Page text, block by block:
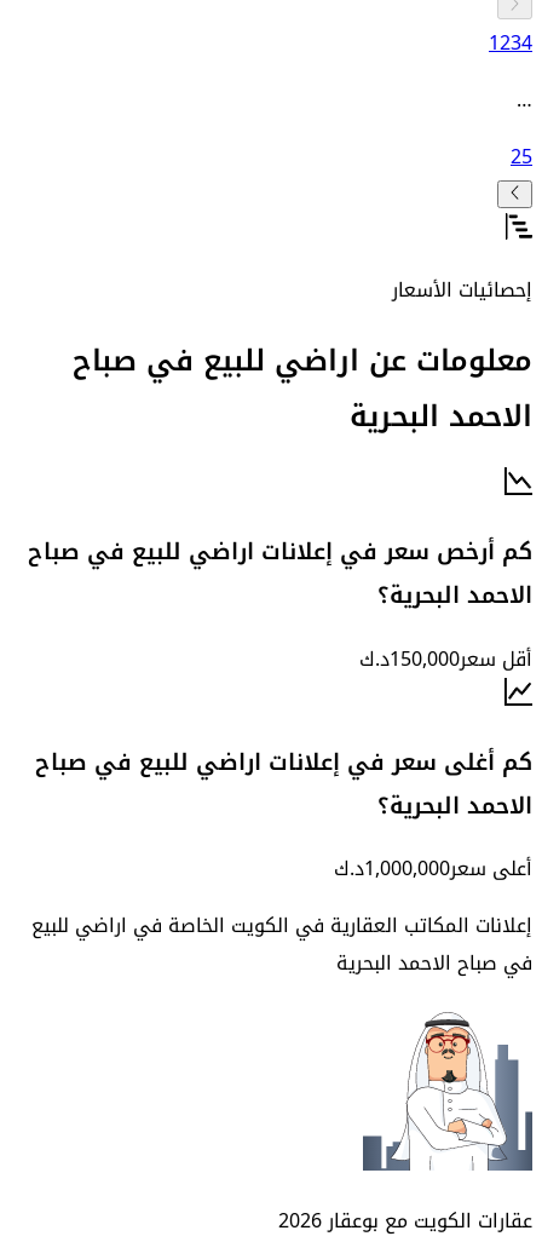
1234
…
25
إحصائيات الأسعار
معلومات عن اراضي للبيع في صباح
الاحمد البحرية
كم أرخص سعر في إعلانات اراضي للبيع في صباح
الاحمد البحرية؟
أقل سعر150,000د.ك
كم أغلى سعر في إعلانات اراضي للبيع في صباح
الاحمد البحرية؟
أعلى سعر1,000,000د.ك
إعلانات المكاتب العقارية في الكويت الخاصة في اراضي للبيع
في صباح الاحمد البحرية
عقارات الكويت مع بوعقار2026